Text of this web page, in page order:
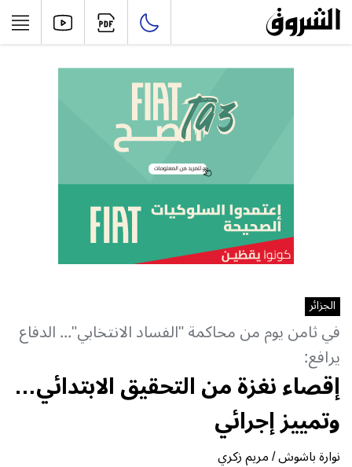
الجزائر
في ثامن يوم من محاكمة "الفساد الانتخابي"... الدفاع
يرافع:
إقصاء نغزة من التحقيق الابتدائي…
وتمييز إجرائي
نوارة باشوش / مريم زكري